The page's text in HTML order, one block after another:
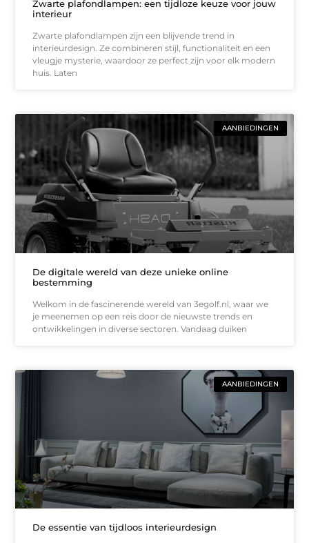
Zwarte plafondlampen: een tijdloze keuze voor jouw
interieur
Zwarte plafondlampen zijn een blijvende trend in
interieurdesign. Ze combineren stijl, functionaliteit en een
vleugje mysterie, waardoor ze perfect zijn voor elk modern
huis. Laten
AANBIEDINGEN
De digitale wereld van deze unieke online
bestemming
Welkom in de fascinerende wereld van 3egolf.nl, waar we
je meenemen op een reis door de nieuwste trends en
ontwikkelingen in diverse sectoren. Vandaag duiken
AANBIEDINGEN
De essentie van tijdloos interieurdesign